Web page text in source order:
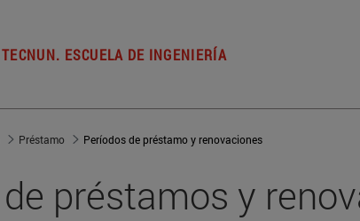
TECNUN. ESCUELA DE INGENIERÍA
Préstamo Períodos de préstamo y renovaciones
préstamos y